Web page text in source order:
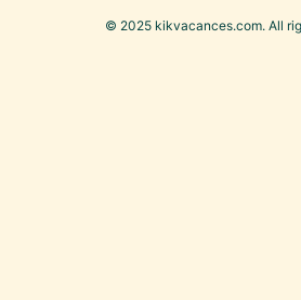
© 2025 kikvacances.com. All